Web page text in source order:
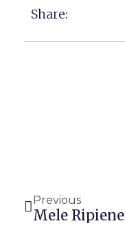
Share:
Previous
Mele Ripiene